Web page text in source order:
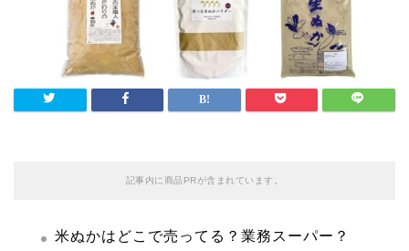
記事内に商品PRが含まれています。
米ぬかはどこで売ってる？業務スーパー？